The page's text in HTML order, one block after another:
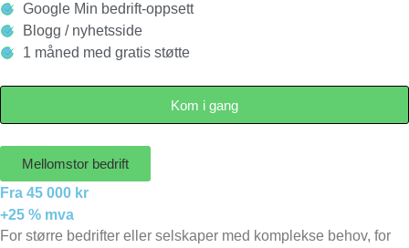
Google Min bedrift-oppsett
Blogg / nyhetsside
1 måned med gratis støtte
Kom i gang
Mellomstor bedrift
Fra 45 000 kr
+25 % mva
For større bedrifter eller selskaper med komplekse behov, for